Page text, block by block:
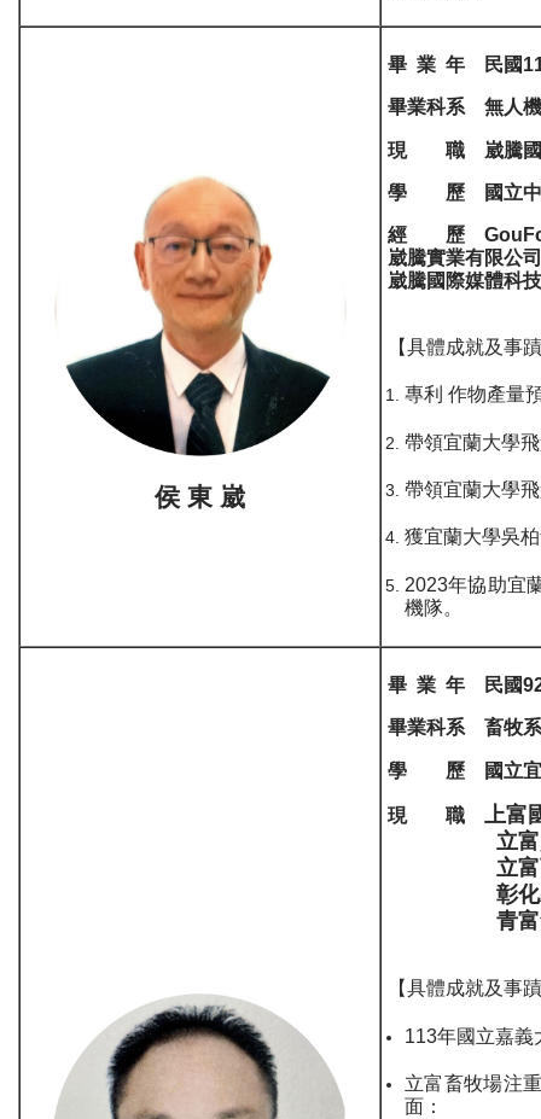
侯 東 崴
畢 業 年 民國
畢業科系 無人機
現 職 崴騰國際
學 歷 國立中央
經 歷
崴騰實業有限公
崴騰國際媒體科
【具體成就及事
專利 作物產量
帶領宜蘭大學
帶領宜蘭大學
獲宜蘭大學吳
2023年協助宜
機隊。
畢 業 年 民國
畢業科系 畜牧系
學 歷 國立宜
現 職
上
立富資源
立富畜牧
彰化縣合
青富食品
【具體成就及事
113年國立嘉義
立富畜牧場注
面：